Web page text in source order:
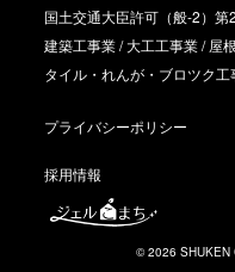
国土交通大臣許可（般-2）第
建築工事業 / 大工工事業 / 屋
タイル・れんが・ブロツク
プライバシーポリシー
採用情報
© 2026 SHUKEN